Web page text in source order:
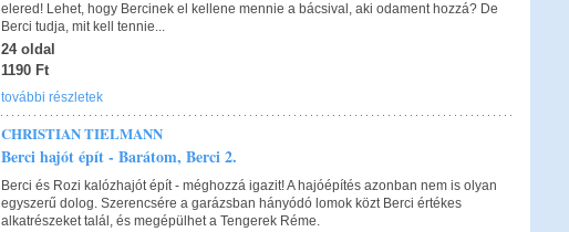
elered! Lehet, hogy Bercinek el kellene mennie a bácsival, aki odament hozzá? De
Berci tudja, mit kell tennie...
24 oldal
1190 Ft
további részletek
CHRISTIAN TIELMANN
Berci hajót épít - Barátom, Berci 2.
Berci és Rozi kalózhajót épít - méghozzá igazit! A hajóépítés azonban nem is olyan
egyszerű dolog. Szerencsére a garázsban hányódó lomok közt Berci értékes
alkatrészeket talál, és megépülhet a Tengerek Réme.